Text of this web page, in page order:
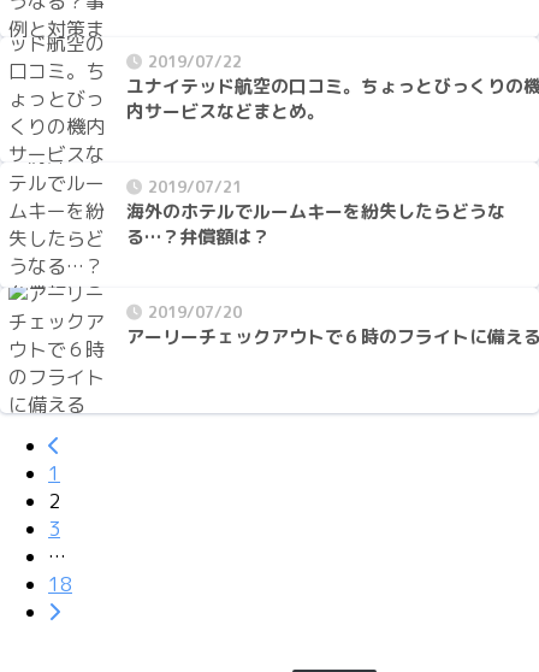
2019/07/22
ユナイテッド航空の口コミ。ちょっとびっくりの
内サービスなどまとめ。
2019/07/21
海外のホテルでルームキーを紛失したらどうな
る…？弁償額は？
2019/07/20
アーリーチェックアウトで６時のフライトに備え
1
2
3
…
18